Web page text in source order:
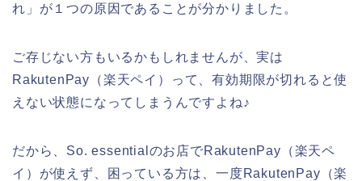
れ」が１つの原因であることが分かりました。
ご存じない方もいるかもしれませんが、実は
RakutenPay（楽天ペイ）って、有効期限が切れると使
えない状態になってしまうんですよね♪
だから、So. essentialのお店でRakutenPay（楽天ペ
イ）が使えず、困っている方は、一度RakutenPay（楽